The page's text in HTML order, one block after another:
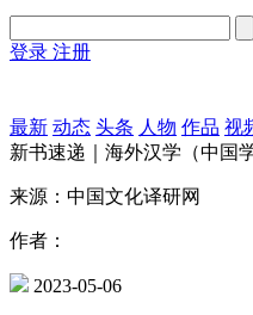
登录 注册
最新 动态 头条 人物 作品 视
新书速递｜海外汉学（中国
来源：中国文化译研网
作者：
2023-05-06